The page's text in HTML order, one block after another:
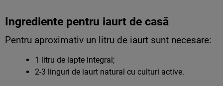
Ingrediente pentru iaurt de casă
Pentru aproximativ un litru de iaurt sunt necesare:
1 litru de lapte integral;
2-3 linguri de iaurt natural cu culturi active.